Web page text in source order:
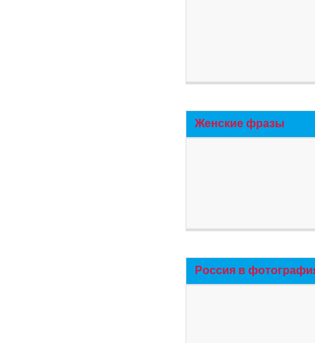
Женские фразы
Россия в